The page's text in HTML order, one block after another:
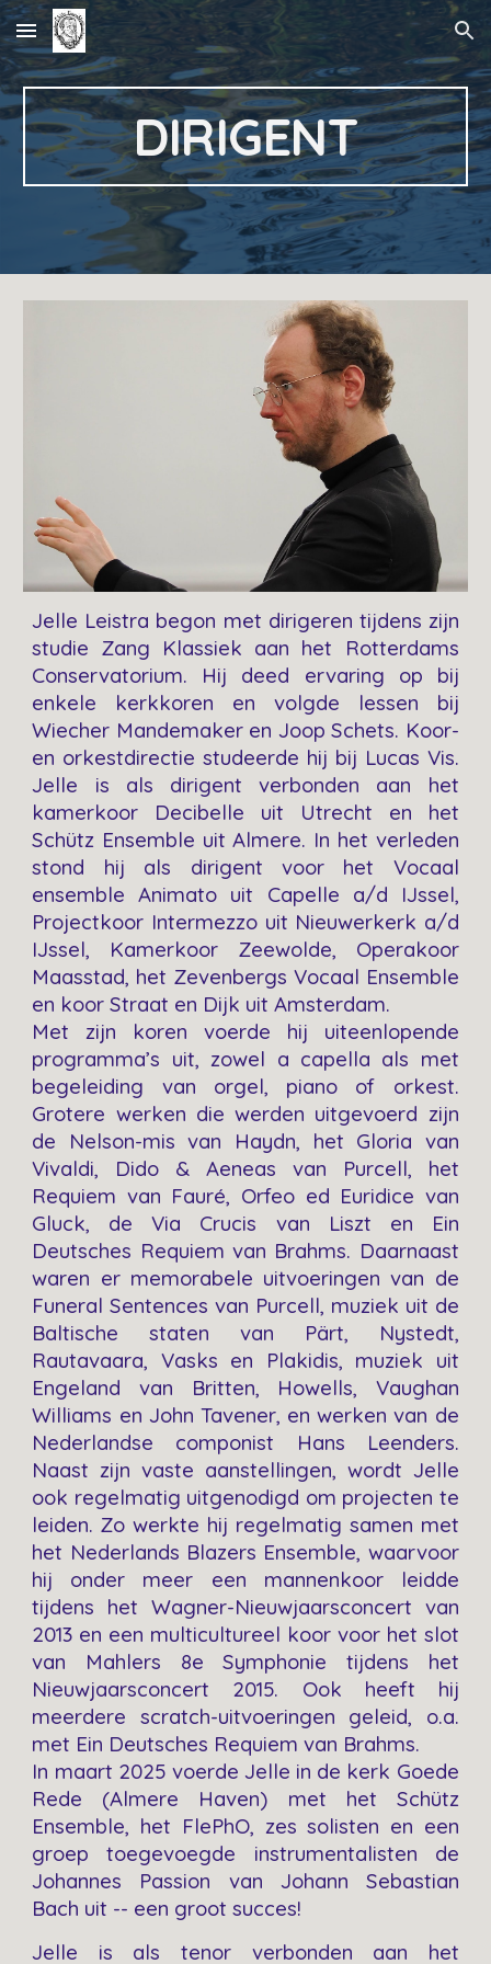
Skip to main content Skip to navigation
DIRIGENT
Jelle Leistra begon met dirigeren tijdens zijn
studie Zang Klassiek aan het Rotterdams
Conservatorium. Hij deed ervaring op bij
enkele kerkkoren en volgde lessen bij
Wiecher Mandemaker en Joop Schets. Koor-
en orkestdirectie studeerde hij bij Lucas Vis.
Jelle is als dirigent verbonden aan het
kamerkoor Decibelle uit Utrecht en het
Schütz Ensemble uit Almere. In het verleden
stond hij als dirigent voor het Vocaal
ensemble Animato uit Capelle a/d IJssel,
Projectkoor Intermezzo uit Nieuwerkerk a/d
IJssel, Kamerkoor Zeewolde, Operakoor
Maasstad, het Zevenbergs Vocaal Ensemble
en koor Straat en Dijk uit Amsterdam.
Met zijn koren voerde hij uiteenlopende
programma’s uit, zowel a capella als met
begeleiding van orgel, piano of orkest.
Grotere werken die werden uitgevoerd zijn
de Nelson-mis van Haydn, het Gloria van
Vivaldi, Dido & Aeneas van Purcell, het
Requiem van Fauré, Orfeo ed Euridice van
Gluck, de Via Crucis van Liszt en Ein
Deutsches Requiem van Brahms. Daarnaast
waren er memorabele uitvoeringen van de
Funeral Sentences van Purcell, muziek uit de
Baltische staten van Pärt, Nystedt,
Rautavaara, Vasks en Plakidis, muziek uit
Engeland van Britten, Howells, Vaughan
Williams en John Tavener, en werken van de
Nederlandse componist Hans Leenders.
Naast zijn vaste aanstellingen, wordt Jelle
ook regelmatig uitgenodigd om projecten te
leiden. Zo werkte hij regelmatig samen met
het Nederlands Blazers Ensemble, waarvoor
hij onder meer een mannenkoor leidde
tijdens het Wagner-Nieuwjaarsconcert van
2013 en een multicultureel koor voor het slot
van Mahlers 8e Symphonie tijdens het
Nieuwjaarsconcert 2015. Ook heeft hij
meerdere scratch-uitvoeringen geleid, o.a.
met Ein Deutsches Requiem van Brahms.
In maart 2025 voerde Jelle in de kerk Goede
Rede (Almere Haven) met het Schütz
Ensemble, het FlePhO, zes solisten en een
groep toegevoegde instrumentalisten de
Johannes Passion van Johann Sebastian
Bach uit -- een groot succes!
Jelle is als tenor verbonden aan het